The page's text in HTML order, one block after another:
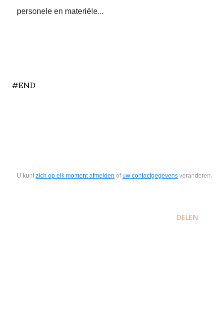
personele en materiële...
#END
U kunt zich op elk moment afmelden ofuw contactgegevens veranderen.
DELEN